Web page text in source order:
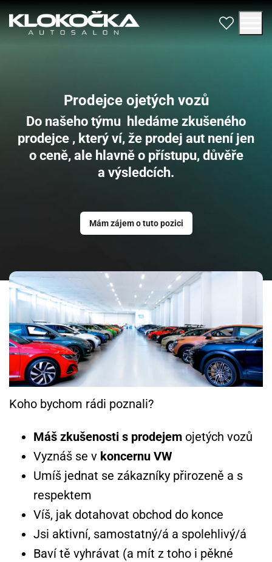
Prodejce ojetých vozů
Do našeho týmu hledáme zkušeného
prodejce , který ví, že prodej aut není jen
o ceně, ale hlavně o přístupu, důvěře
a výsledcích.
Mám zájem o tuto pozici
Koho bychom rádi poznali?
Máš zkušenosti s prodejem ojetých vozů
Vyznáš se v koncernu VW
Umíš jednat se zákazníky přirozeně a s
respektem
Víš, jak dotahovat obchod do konce
Jsi aktivní, samostatný/á a spolehlivý/á
Baví tě vyhrávat (a mít z toho i pěkné